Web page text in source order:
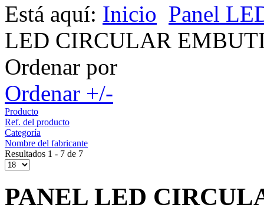
Está aquí: Inicio Panel
LED CIRCULAR
Ordenar por
Ordenar +/-
Producto
Ref. del producto
Categoría
Nombre del fabricante
Resultados 1 - 7 de 7
PANEL LED